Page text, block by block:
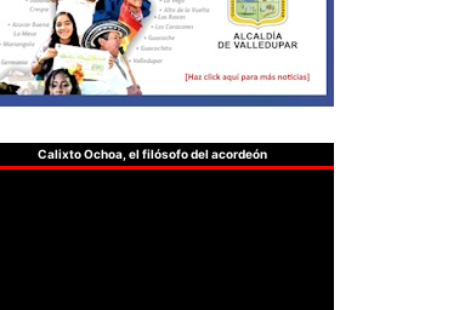
Calixto Ochoa, el filósofo del acordeón